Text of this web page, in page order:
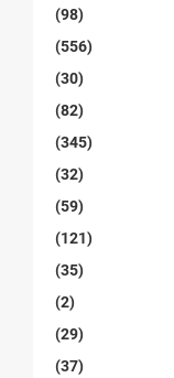
(98)
(556)
(30)
(82)
(345)
(32)
(59)
(121)
(35)
(2)
(29)
(37)